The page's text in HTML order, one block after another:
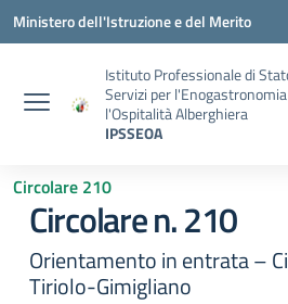
Vai ai contenuti
Vai al menu di navigazione
Vai al footer
Ministero dell'Istruzione e del Merito
Istituto Professionale di
Servizi per
l'Ospitalità Alberghiera
IPSSEOA
Circolare 210
Circolare n. 210
Orientamento in entrata –
Tiriolo-Gimigliano